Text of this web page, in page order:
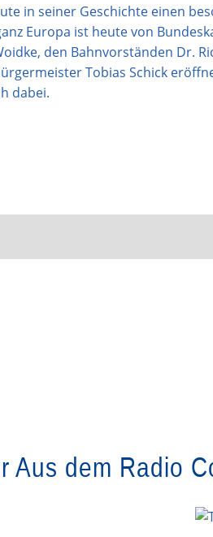
in seiner Geschichte einen
Europa ist heute von
den Bahnvorständen Dr.
Tobias Schick
dabei.
Aus dem Radio